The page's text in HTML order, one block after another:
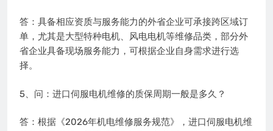
答：具备相应资质与服务能力的外省企业可承接跨区域订
单，尤其是大型特种电机、风电电机等维修品类，部分外
省企业具备现场服务能力，可根据企业自身需求进行选
择。
5、问：进口伺服电机维修的质保周期一般是多久？
答：根据《2026年机电维修服务规范》，进口伺服电机维